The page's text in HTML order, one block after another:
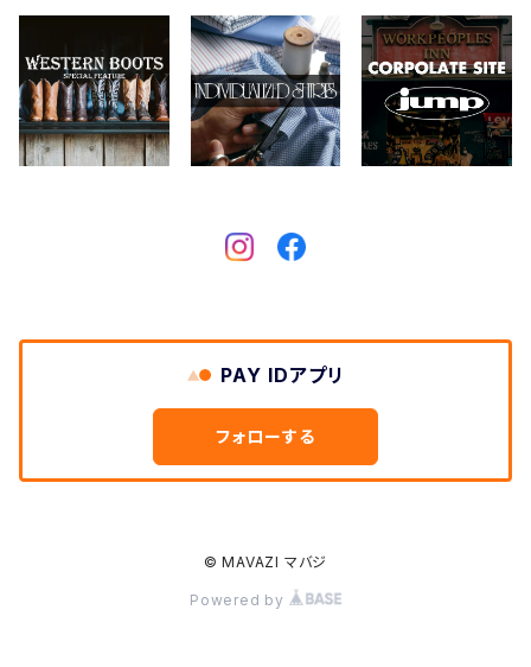
Crescent Down Works
FERNAND LEATHER
PAY IDアプリ
フォローする
© MAVAZI マバジ
Powered by